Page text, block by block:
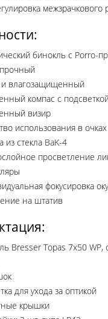
бинокль с Porro-
влагозащищенный
компас с
визир
использования в очках
из стекла BaK-4
просветление
фокусировка
на штатив
Bresser Topas 7x50 WP,
для ухода за оптикой
крышки